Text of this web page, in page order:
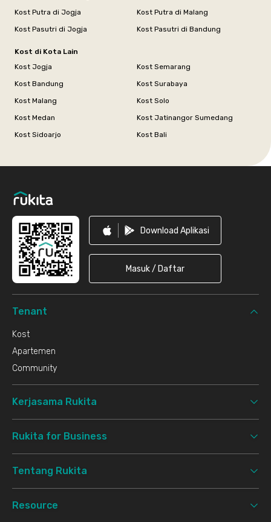
Kost Putra di Jogja
Kost Putra di Malang
Kost Pasutri di Jogja
Kost Pasutri di Bandung
Kost di Kota Lain
Kost Jogja
Kost Semarang
Kost Bandung
Kost Surabaya
Kost Malang
Kost Solo
Kost Medan
Kost Jatinangor Sumedang
Kost Sidoarjo
Kost Bali
Download Aplikasi
Masuk / Daftar
Tenant
Kost
Apartemen
Community
Kerjasama Rukita
Rukita for Business
Tentang Rukita
Resource